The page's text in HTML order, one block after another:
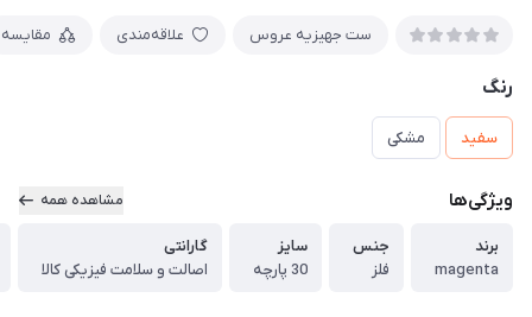
ست جهیزیه عروس علاقه‌مندی مقایسه
رنگ
سفید مشکی
ویژگی‌ها مشاهده همه
برند
magenta
جنس
فلز
سایز
30 پارچه
گارانتی
اصالت و سلامت فیزیکی کالا